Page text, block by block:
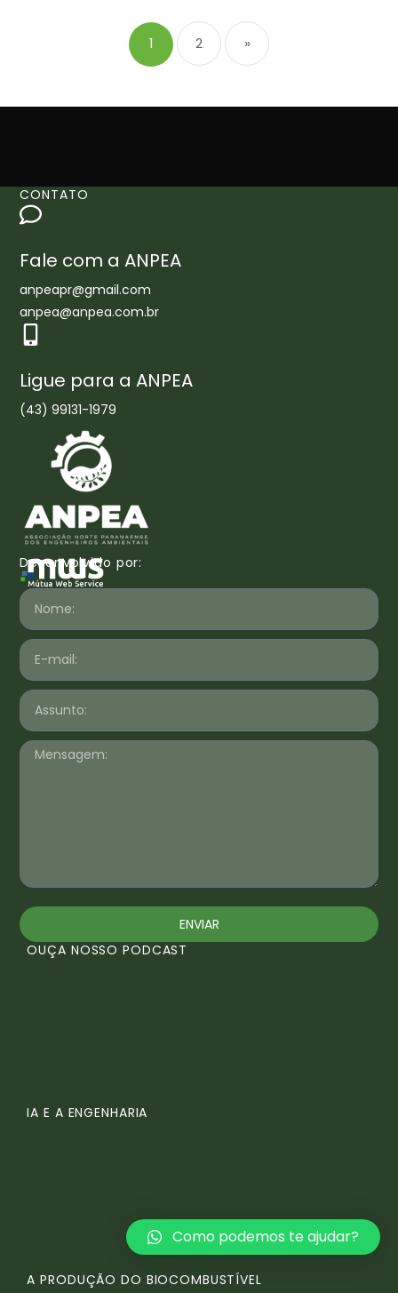
1 2 »
CONTATO
Fale com a ANPEA
anpeapr@gmail.com
anpea@anpea.com.br
Ligue para a ANPEA
(43) 99131-1979
Desenvolvido por:
ENVIAR
OUÇA NOSSO PODCAST
IA E A ENGENHARIA
A PRODUÇÃO DO BIOCOMBUSTÍVEL
Como podemos te ajudar?